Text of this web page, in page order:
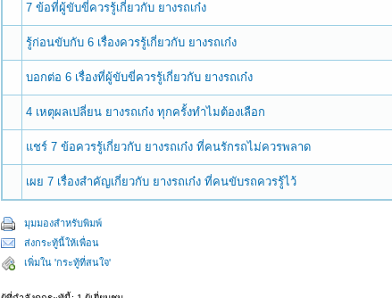
7 ข้อที่ผู้ขับขี่ควรรู้เกี่ยวกับ ยางรถเก๋ง
รู้ก่อนขับกับ 6 เรื่องควรรู้เกี่ยวกับ ยางรถเก๋ง
บอกต่อ 6 เรื่องที่ผู้ขับขี่ควรรู้เกี่ยวกับ ยางรถเก๋ง
4 เหตุผลเปลี่ยน ยางรถเก๋ง ทุกครั้งทำไมต้องเลือก
แชร์ 7 ข้อควรรู้เกี่ยวกับ ยางรถเก๋ง ที่คนรักรถไม่ควรพลาด
เผย 7 เรื่องสำคัญเกี่ยวกับ ยางรถเก๋ง ที่คนขับรถควรรู้ไว้
มุมมองสำหรับพิมพ์
ส่งกระทู้นี้ให้เพื่อน
เพิ่มใน 'กระทู้ที่สนใจ'